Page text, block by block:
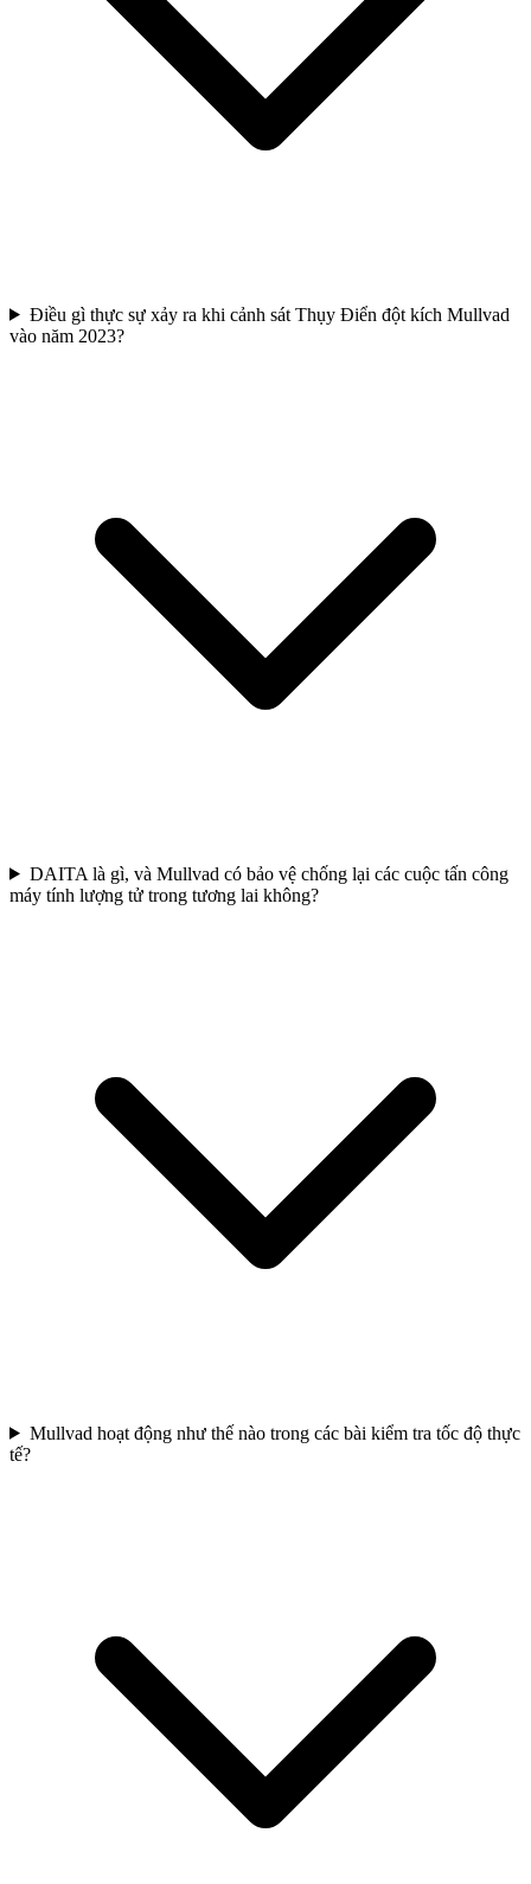
Điều gì thực sự xảy ra khi cảnh sát Thụy Điển đột kích Mullvad
vào năm 2023?
DAITA là gì, và Mullvad có bảo vệ chống lại các cuộc tấn công
máy tính lượng tử trong tương lai không?
Mullvad hoạt động như thế nào trong các bài kiểm tra tốc độ thực
tế?